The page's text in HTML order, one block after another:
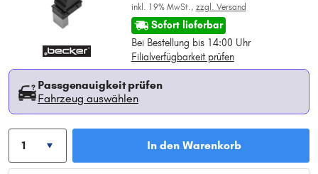
inkl. 19% MwSt., zzgl. Versand
Sofort lieferbar
Bei Bestellung bis 14:00 Uhr
Filialverfügbarkeit prüfen
Passgenauigkeit prüfen
Fahrzeug auswählen
In den Warenkorb